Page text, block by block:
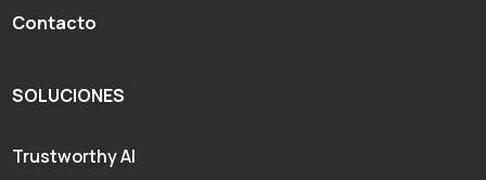
Contacto
SOLUCIONES
Trustworthy AI